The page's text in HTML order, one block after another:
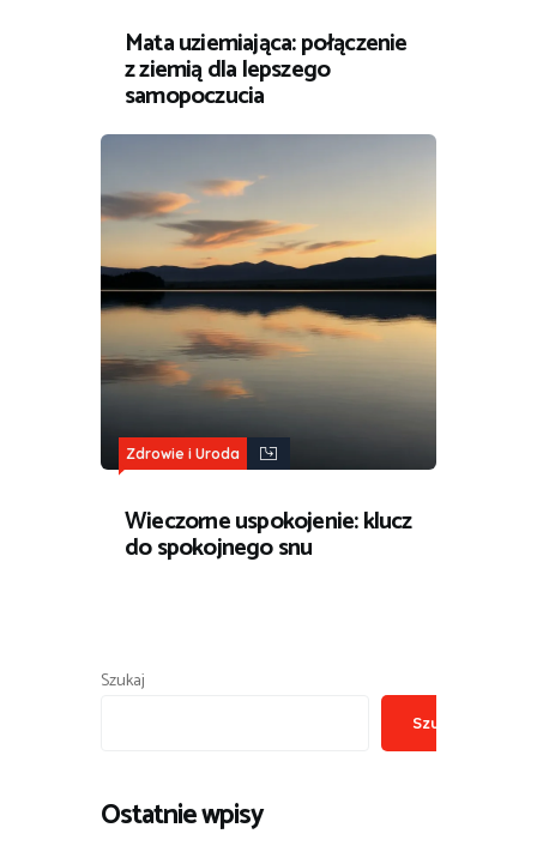
Mata uziemiająca: połączenie
z ziemią dla lepszego
samopoczucia
Zdrowie i Uroda
Wieczorne uspokojenie: klucz
do spokojnego snu
Szukaj
Szukaj
Ostatnie wpisy